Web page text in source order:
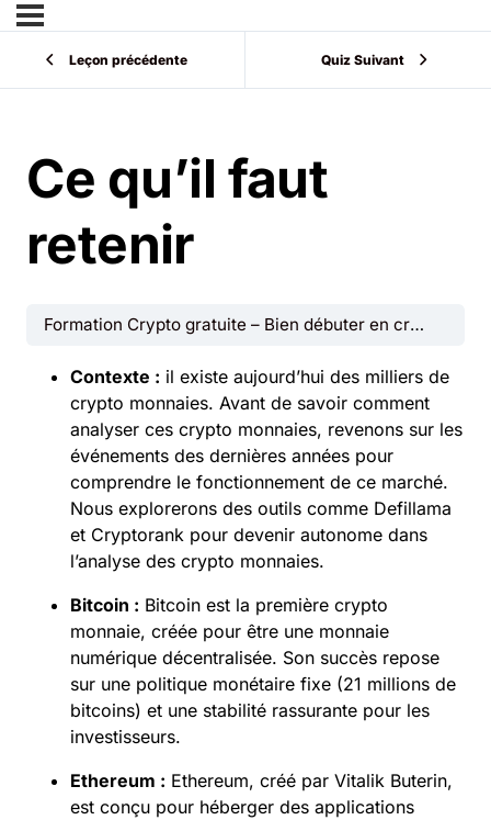
Leçon précédente Quiz Suivant
Ce qu’il faut
retenir
Formation Crypto gratuite – Bien débuter en crypto monnaies
Contexte : il existe aujourd’hui des milliers de
crypto monnaies. Avant de savoir comment
analyser ces crypto monnaies, revenons sur les
événements des dernières années pour
comprendre le fonctionnement de ce marché.
Nous explorerons des outils comme Defillama
et Cryptorank pour devenir autonome dans
l’analyse des crypto monnaies.
Bitcoin : Bitcoin est la première crypto
monnaie, créée pour être une monnaie
numérique décentralisée. Son succès repose
sur une politique monétaire fixe (21 millions de
bitcoins) et une stabilité rassurante pour les
investisseurs.
Ethereum : Ethereum, créé par Vitalik Buterin,
est conçu pour héberger des applications